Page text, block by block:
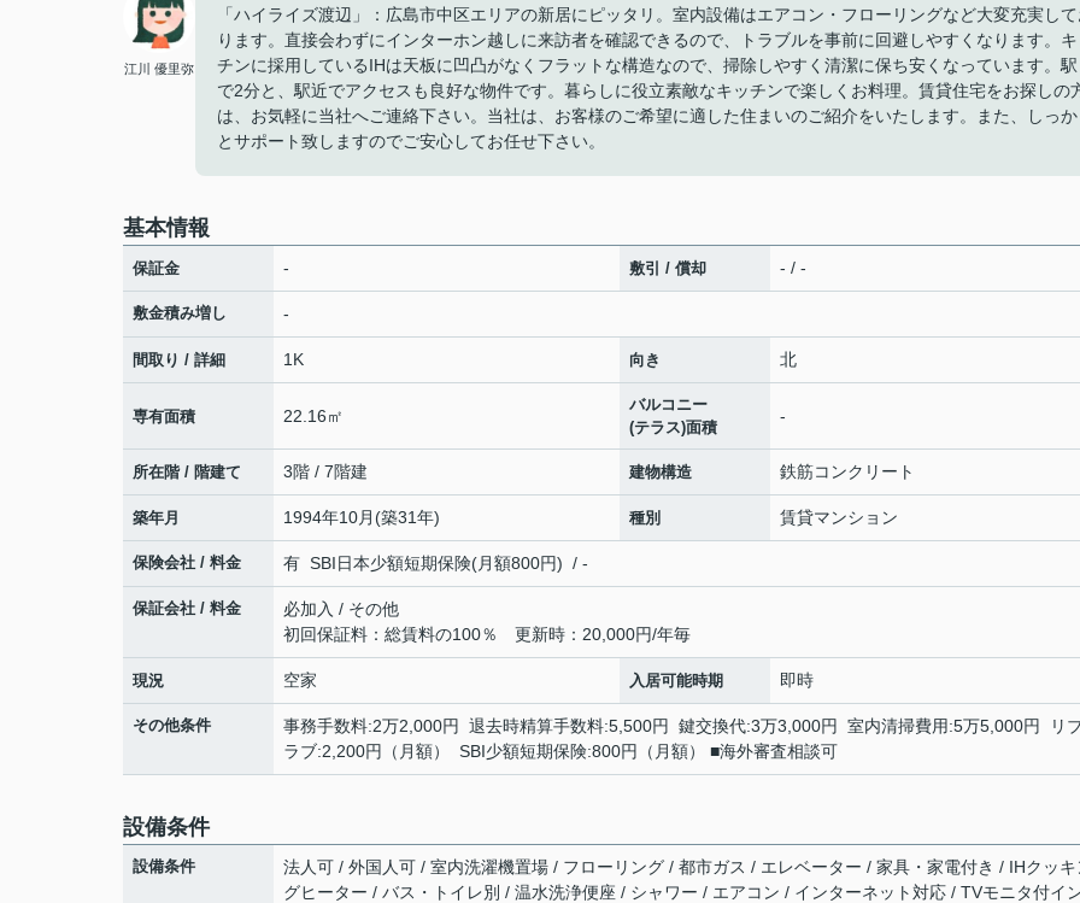
江川 優里弥
「ハイライズ渡辺」：広島市中区エリアの新居にピッタリ。室内設備はエアコン・フローリングなど大変充実し
ります。直接会わずにインターホン越しに来訪者を確認できるので、トラブルを事前に回避しやすくなります。
チンに採用しているIHは天板に凹凸がなくフラットな構造なので、掃除しやすく清潔に保ち安くなっています。
で2分と、駅近でアクセスも良好な物件です。暮らしに役立素敵なキッチンで楽しくお料理。賃貸住宅をお探しの
は、お気軽に当社へご連絡下さい。当社は、お客様のご希望に適した住まいのご紹介をいたします。また、しっ
とサポート致しますのでご安心してお任せ下さい。
基本情報
保証金 - 敷引 / 償却 - / -
敷金積み増し -
間取り / 詳細 1K 向き 北
専有面積 22.16㎡
バルコニー
(テラス)面積
-
所在階 / 階建て 3階 / 7階建 建物構造 鉄筋コンクリート
築年月 1994年10月(築31年) 種別 賃貸マンション
保険会社 / 料金 有 SBI日本少額短期保険(月額800円) / -
保証会社 / 料金
必加入 / その他
初回保証料：総賃料の100％ 更新時：20,000円/年毎
現況 空家 入居可能時期 即時
その他条件
事務手数料:2万2,000円 退去時精算手数料:5,500円 鍵交換代:3万3,000円 室内清掃費用:5万5,000円 リ
ラブ:2,200円（月額） SBI少額短期保険:800円（月額） ■海外審査相談可
設備条件
設備条件
法人可 / 外国人可 / 室内洗濯機置場 / フローリング / 都市ガス / エレベーター / 家具・家電付き / IHクッキ
グヒーター / バス・トイレ別 / 温水洗浄便座 / シャワー / エアコン / インターネット対応 / TVモニタ付イ